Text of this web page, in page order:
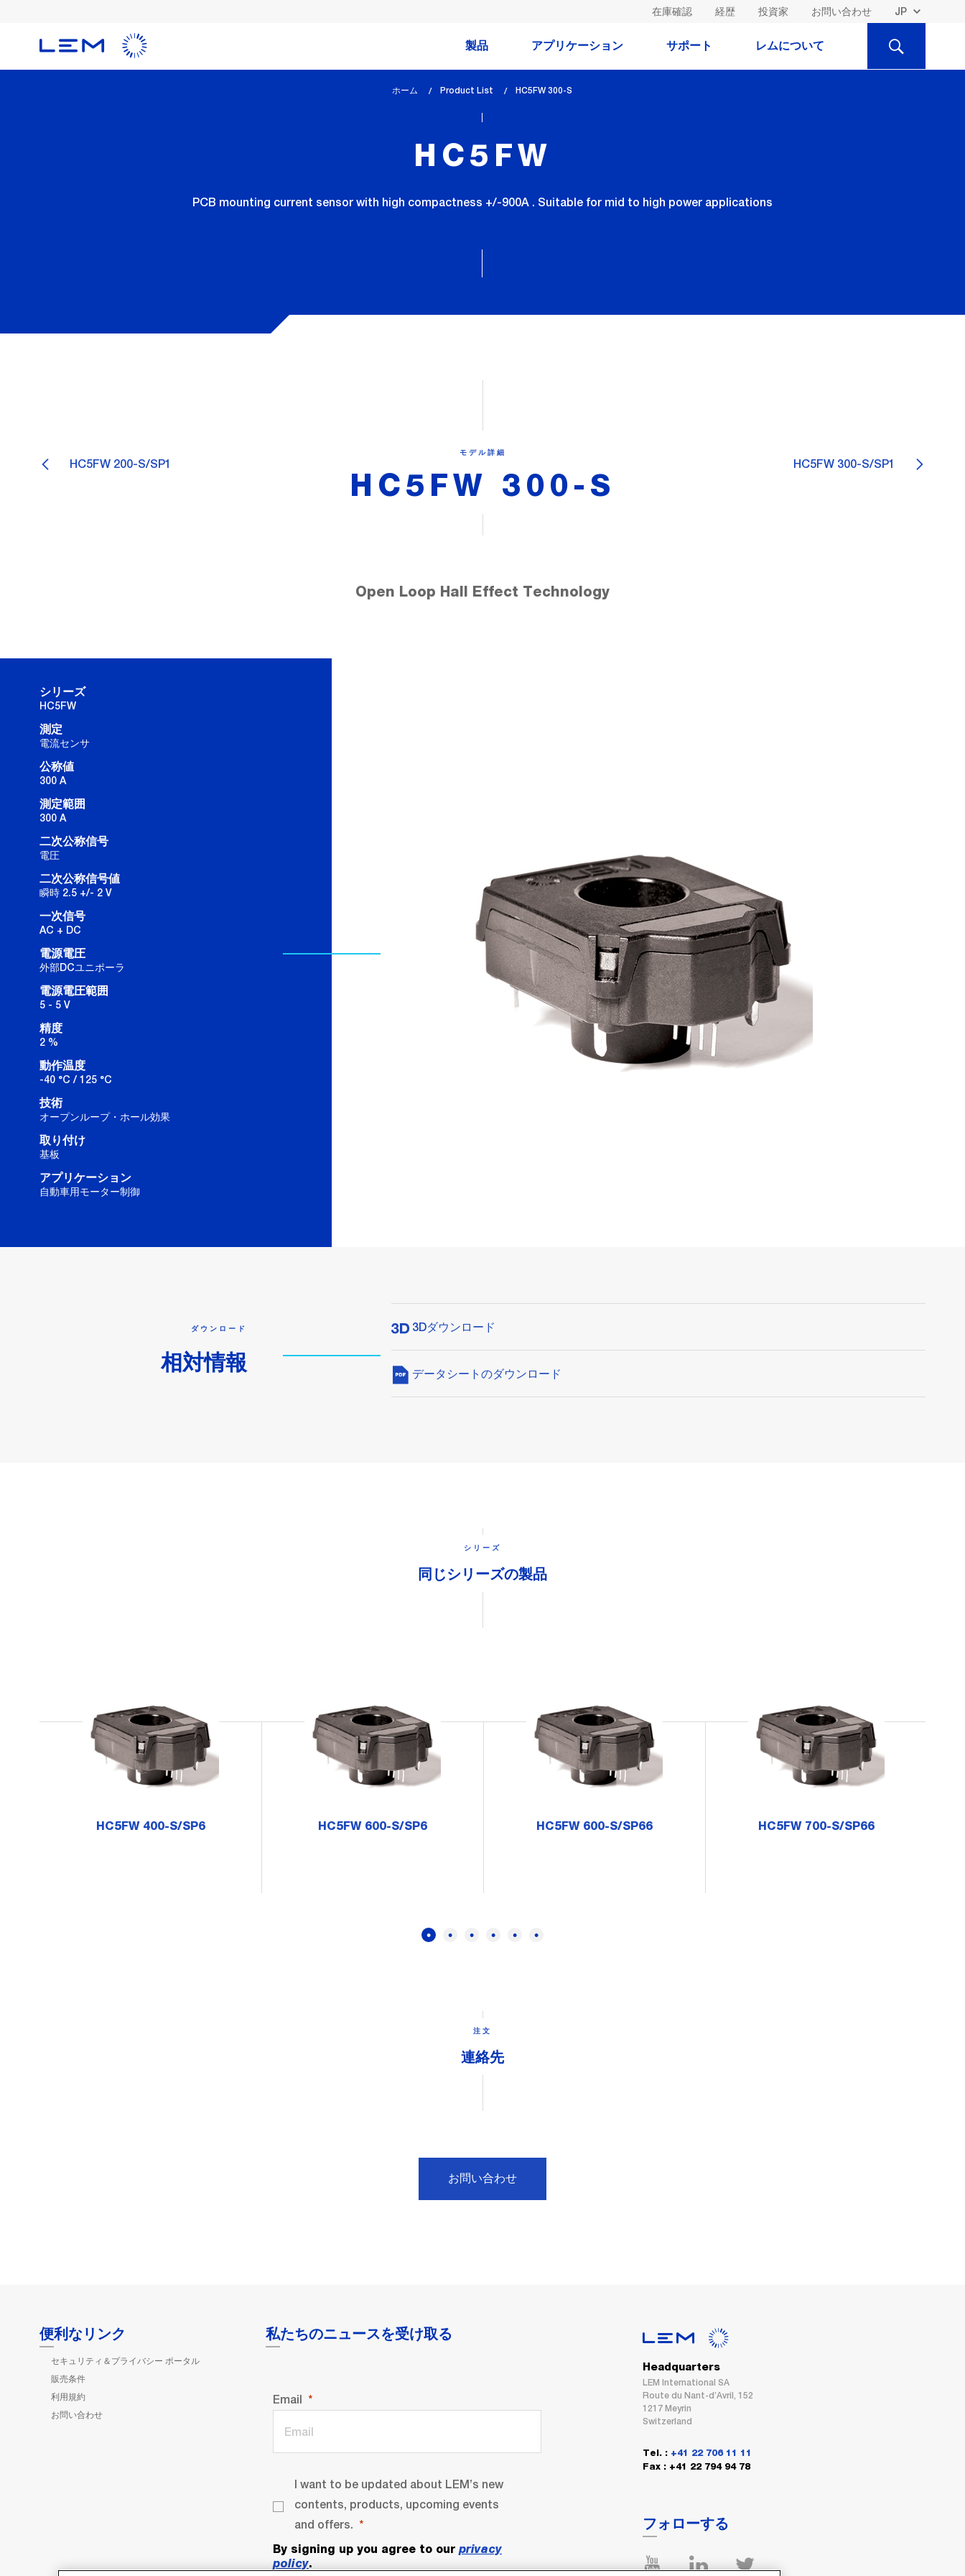
在庫確認 経歴 投資家 お問い合わせ
製品 アプリケーション サポート レムについて
検
ホーム Product List
lem_current_page
HC5FW 300-S
HC5FW
PCB mounting current sensor with high compactness +/-900A . Suitable for mid to high power applications
HC5FW 200-S/SP1 HC5FW 300-S/SP1
モデル詳細
HC5FW 300-S
Open Loop Hall Effect Technology
シリーズ
HC5FW
測定
電流センサ
公称値
300 A
測定範囲
300 A
二次公称信号
電圧
二次公称信号値
瞬時 2.5 +/- 2 V
一次信号
AC + DC
電源電圧
外部DCユニポーラ
電源電圧範囲
5 - 5 V
精度
2 %
動作温度
-40 °C / 125 °C
技術
オープンループ・ホール効果
取り付け
基板
アプリケーション
自動車用モーター制御
ダウンロード
相対情報
3Dダウンロード
データシートのダウンロード
シリーズ
同じシリーズの製品
HC5FW 400-S/SP6 HC5FW 600-S/SP6 HC5FW 600-S/SP66 HC5FW 700-S/SP66
注文
連絡先
お問い合わせ
便利なリンク
セキュリティ＆プライバシー ポータル
販売条件
利用規約
お問い合わせ
私たちのニュースを受け取る
Email
I want to be updated about LEM’s new
contents, products, upcoming events
and offers.
By signing up you agree to our privacy
policy.
Headquarters
LEM International SA
Route du Nant-d’Avril, 152
1217 Meyrin
Switzerland
Tel. : +41 22 706 11 11
Fax : +41 22 794 94 78
フォローする